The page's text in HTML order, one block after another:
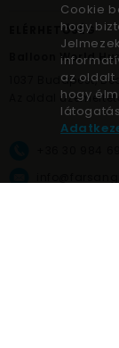
ELÉRHETŐSÉG
Balloon World
Budapest,
Az oldal
+36 30 984
Cookie
hogy
az
hogy